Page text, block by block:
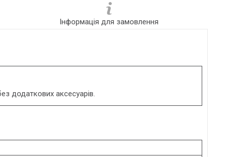
Інформація для замовлення
додаткових аксесуарів.